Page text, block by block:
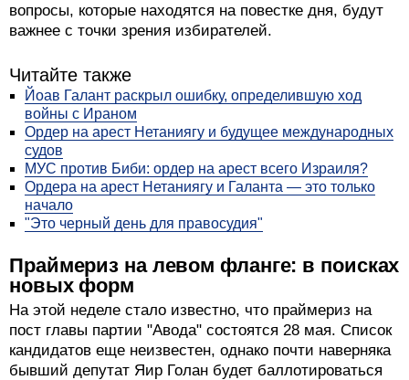
вопросы, которые находятся на повестке дня, будут
важнее с точки зрения избирателей.
Читайте также
Йоав Галант раскрыл ошибку, определившую ход
войны с Ираном
Ордер на арест Нетаниягу и будущее международных
судов
МУС против Биби: ордер на арест всего Израиля?
Ордера на арест Нетаниягу и Галанта — это только
начало
"Это черный день для правосудия"
Праймериз на левом фланге: в поисках
новых форм
На этой неделе стало известно, что праймериз на
пост главы партии "Авода" состоятся 28 мая. Список
кандидатов еще неизвестен, однако почти наверняка
бывший депутат Яир Голан будет баллотироваться